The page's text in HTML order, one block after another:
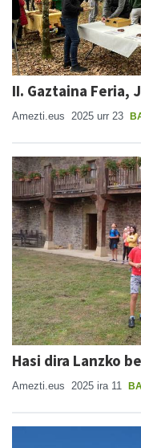
II. Gaztaina Feria,
Amezti.eus 2025 urr 23
Hasi dira Lanzko
Amezti.eus 2025 ira 11